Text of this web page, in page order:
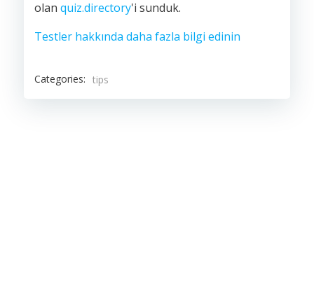
olan quiz.directory'i sunduk.
Testler hakkında daha fazla bilgi edinin
Categories: tips